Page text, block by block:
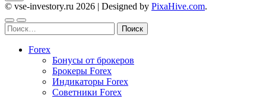
© vse-investory.ru 2026 | Designed by PixaHive.com.
Найти:
Forex
Бонусы от брокеров
Брокеры Forex
Индикаторы Forex
Советники Forex